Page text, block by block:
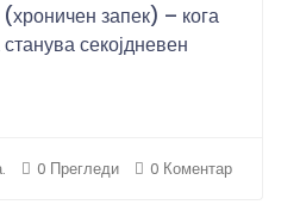
запек) – кога
секојдневен
0 Прегледи 0 Коментар